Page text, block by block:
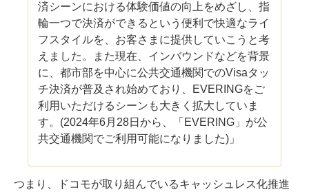
済シーンにおける体験価値の向上をめざし、指
輪一つで決済ができるという便利で快適なライ
フスタイルを、お客さまに提供していこうと考
えました。また現在、インバウンドなどを背景
に、都市部を中心に公共交通機関でのVisaタッ
チ決済が普及され始めており、EVERINGをご
利用いただけるシーンも大きく拡大していま
す。(2024年6月28日から、「EVERING」が公
共交通機関でご利用可能になりました)」
つまり、ドコモが取り組んでいるキャッシュレス化推進